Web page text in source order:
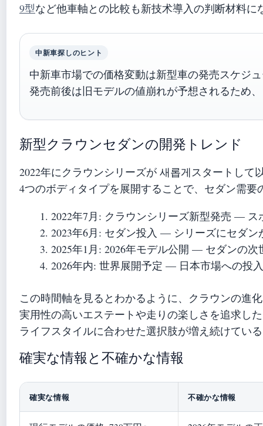
9型など他車軸との比較も新技术導入の判断材料に
中新車探しのヒント
中新車市場での価格変動は新型車の発売スケジ
発売前後は旧モデルの値崩れが予想されるため
新型クラウンセダンの開発トレンド
2022年にクラウンシリーズが 새롭게スタートし
4つのボディタイプを展開することで、セダン需
2022年7月 : クラウンシリーズ新型発売 — ス
2023年6月 : セダン投入 — シリーズにセダン
2025年1月 : 2026年モデル公開 — セダンの次
2026年内: 世界展開予定 — 日本市場への投
この時間軸を見るとわかるように、クラウンの進
実用性の高いエステートや走りの楽しさを追求し
ライフスタイルに合わせた選択肢が増え続けてい
確実な情報と不確かな情報
確実な情報 不確かな情報